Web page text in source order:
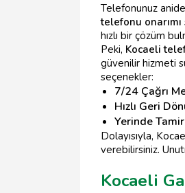
Telefonunuz
telefonu onarımı
hızlı bir çözüm
Peki, Kocaeli
güvenilir hizmeti
seçenekler:
7/24 Çağrı
Hızlı Geri
Yerinde
Dolayısıyla,
verebilirsiniz.
Kocaeli